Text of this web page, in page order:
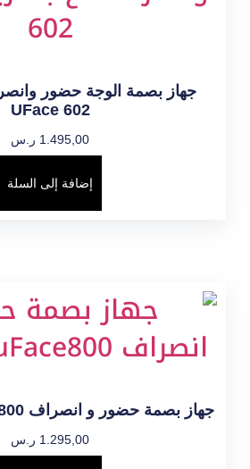
جهاز بصمة الوجة حضور
UFace 602
1.495,00 ر.س
إضافة إلى السلة
جهاز بصمة حضور و انصراف ZKTeco UFace800
1.295,00 ر.س